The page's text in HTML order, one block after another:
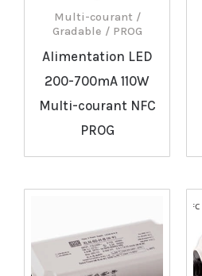
Multi-courant /
Gradable / PROG
Alimentation LED
200-700mA 110W
Multi-courant NFC
PROG